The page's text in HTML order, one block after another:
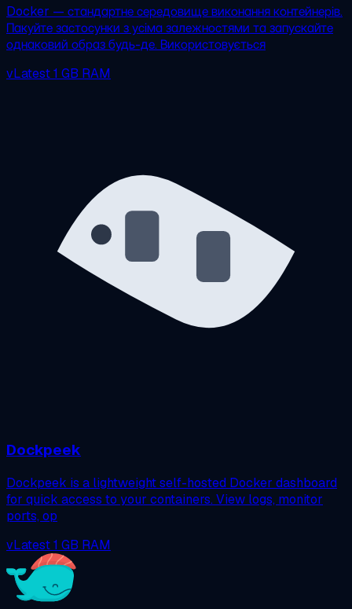
Docker — стандартне середовище виконання контейнерів.
Пакуйте застосунки з усіма залежностями та запускайте
однаковий образ будь-де. Використовується
vLatest1 GB RAM
Dockpeek
Dockpeek is a lightweight self-hosted Docker dashboard
for quick access to your containers. View logs, monitor
ports, op
vLatest1 GB RAM